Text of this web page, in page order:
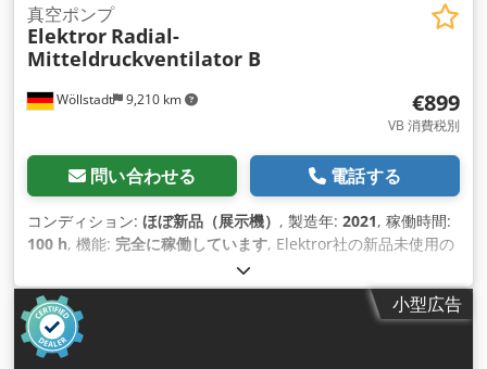
Wöllstadt 9,210 km
真空ポンプ
Elektror Radial-
Mitteldruckventilator B
€899
VB 消費税別
問い合わせる 電話する
コンディション: ほぼ新品（展示機） , 製造年: 2021, 稼働時間:
100 h, 機能: 完全に稼働しています, Elektror社の新品未使用の
遠心ファンをお売りします。これはあるプロジェクトのために
購入したものですが、未使用でした。 Codpfxekt S S Ns Aivorf
在庫状況: 在庫あり 数量: 1個 詳しい情報はタイププレートをご
覧ください。ご不明な点がございましたら、お気軽にお問い合
わせください。
小型広告